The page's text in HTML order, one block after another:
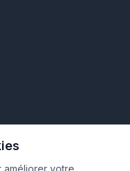
améliorer votre